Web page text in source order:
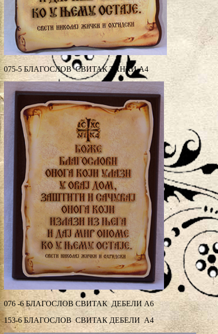
075-5 БЛАГОСЛОВ СВИТАК ТАНКИ А4
076 -6 БЛАГОСЛОВ СВИТАК ДЕБЕЛИ А6
153-6 БЛАГОСЛОВ СВИТАК ДЕБЕЛИ А4